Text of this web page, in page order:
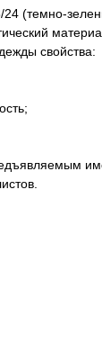
24 (темно-
свойства: